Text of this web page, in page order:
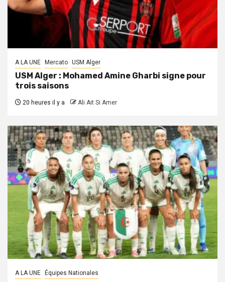
A LA UNE Mercato USM Alger
USM Alger : Mohamed Amine Gharbi signe pour
trois saisons
20 heures il y a Ali Ait Si Amer
A LA UNE Équipes Nationales